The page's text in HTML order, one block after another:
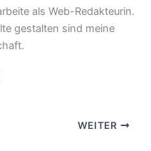
als Web-Redakteurin.
gestalten sind meine
WEITER